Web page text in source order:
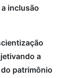
inclusão
a
patrimônio